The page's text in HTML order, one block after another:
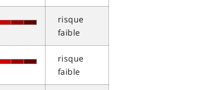
risque
faible
risque
faible